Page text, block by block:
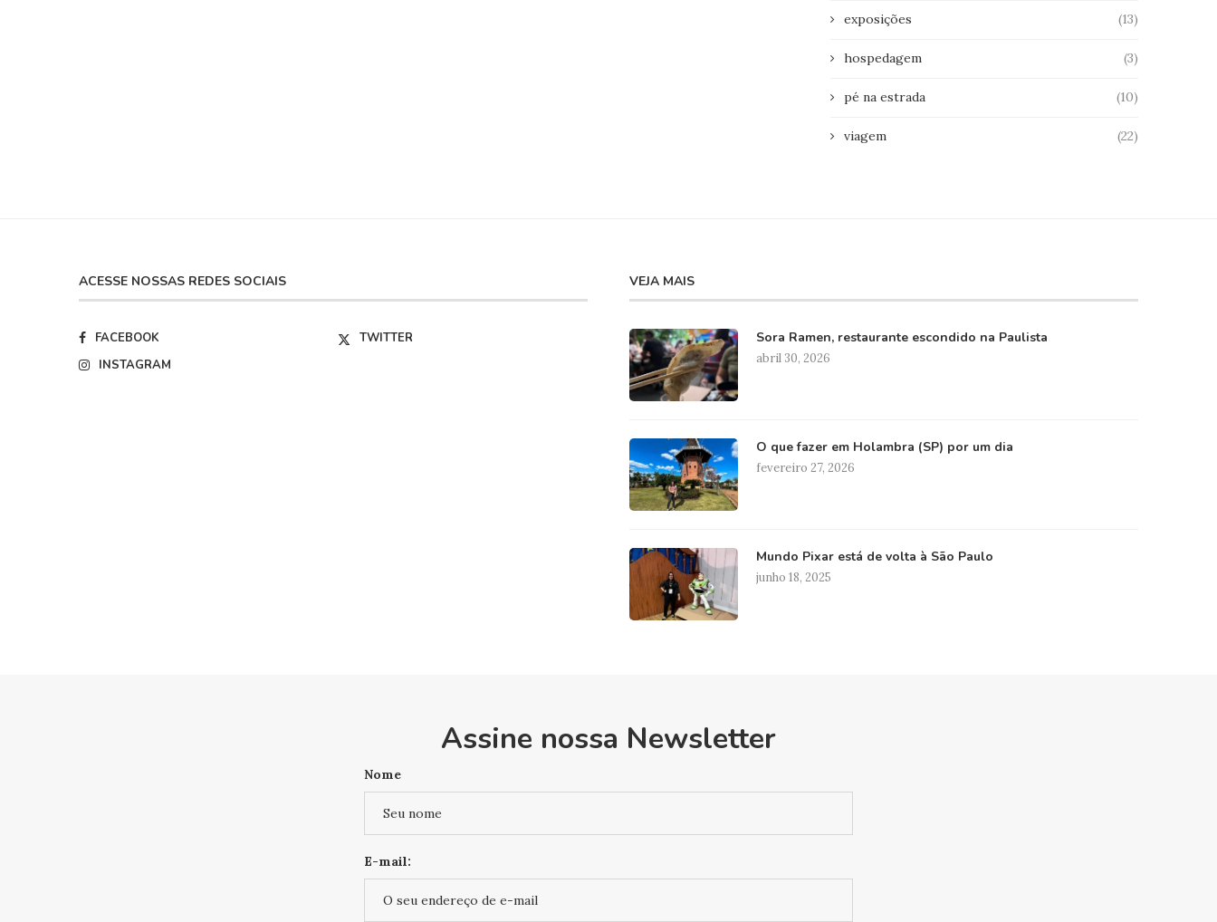
exposições (13)
hospedagem (3)
pé na estrada (10)
viagem (22)
ACESSE NOSSAS REDES SOCIAIS
FACEBOOK
TWITTER
INSTAGRAM
VEJA MAIS
Sora Ramen, restaurante escondido na Paulista
abril 30, 2026
O que fazer em Holambra (SP) por um dia
fevereiro 27, 2026
Mundo Pixar está de volta à São Paulo
junho 18, 2025
Assine nossa Newsletter
Nome
E-mail: